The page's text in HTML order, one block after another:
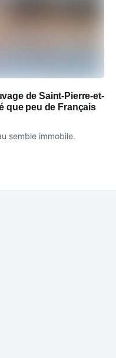
de Saint-Pierre-et-
que peu de Français
semble immobile.